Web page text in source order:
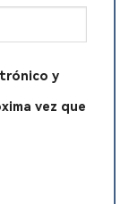
y
vez que